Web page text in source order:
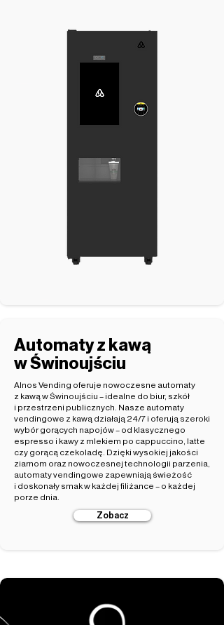
Automaty z kawą
w Świnoujściu
Alnos Vending oferuje nowoczesne automaty
z kawą w Świnoujściu – idealne do biur, szkół
i przestrzeni publicznych. Nasze automaty
vendingowe z kawą działają 24/7 i oferują szeroki
wybór gorących napojów – od klasycznego
espresso i kawy z mlekiem po cappuccino, latte
czy gorącą czekoladę. Dzięki wysokiej jakości
ziarnom oraz nowoczesnej technologii parzenia,
automaty vendingowe zapewniają świeżość
i doskonały smak w każdej filiżance – o każdej
porze dnia.
Zobacz